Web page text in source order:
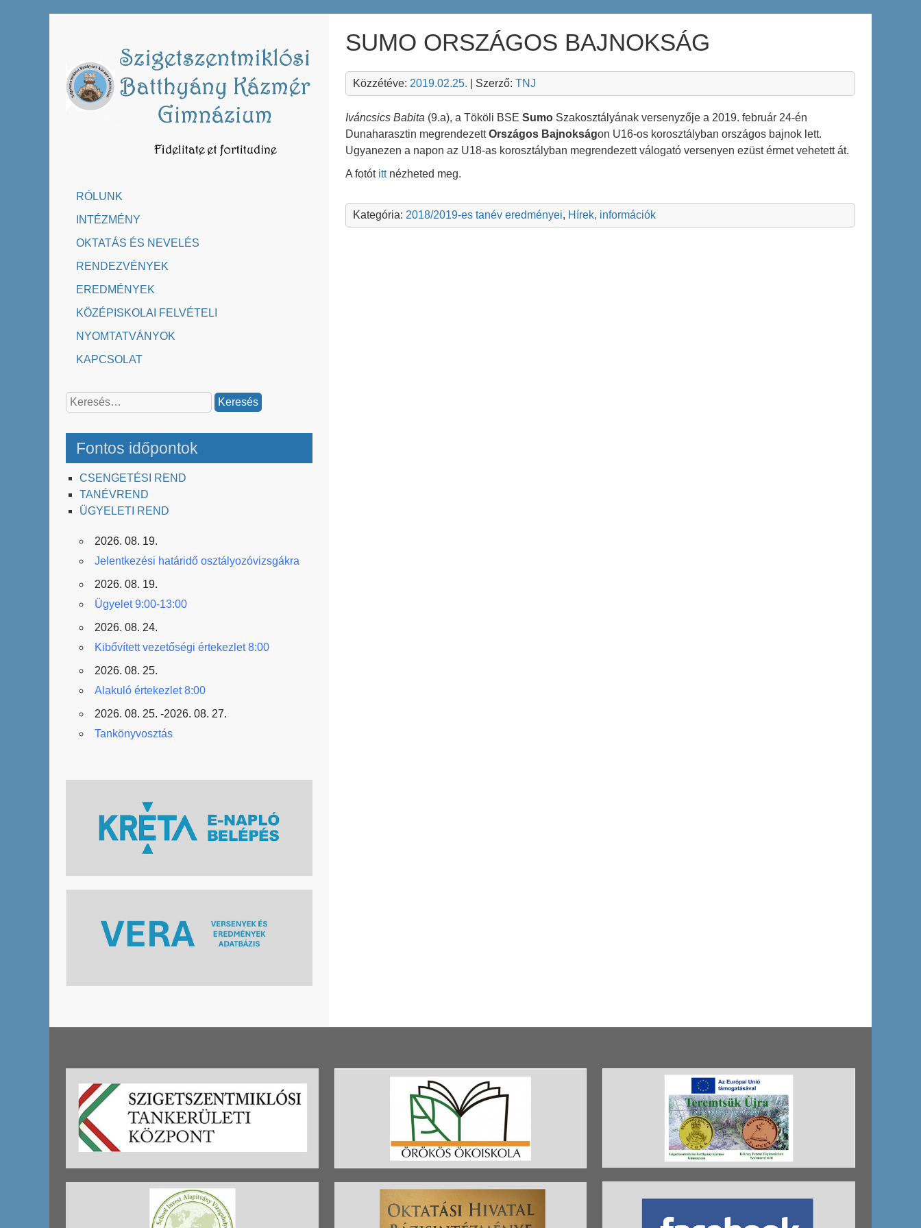
RÓLUNK
INTÉZMÉNY
OKTATÁS ÉS NEVELÉS
RENDEZVÉNYEK
EREDMÉNYEK
KÖZÉPISKOLAI FELVÉTELI
NYOMTATVÁNYOK
KAPCSOLAT
Keresés:
Fontos időpontok
CSENGETÉSI REND
TANÉVREND
ÜGYELETI REND
2026. 08. 19.
Jelentkezési határidő osztályozóvizsgákra
2026. 08. 19.
Ügyelet 9:00-13:00
2026. 08. 24.
Kibővített vezetőségi értekezlet 8:00
2026. 08. 25.
Alakuló értekezlet 8:00
2026. 08. 25. -2026. 08. 27.
Tankönyvosztás
SUMO ORSZÁGOS BAJNOKSÁG
Közzétéve: 2019.02.25. | Szerző: TNJ
Iváncsics Babita (9.a), a Tököli BSE Sumo Szakosztályának versenyzője a 2019. február 24-én
Dunaharasztin megrendezettOrszágos Bajnokságon U16-os korosztályban országos bajnok lett.
Ugyanezen a napon az U18-as korosztályban megrendezett válogató versenyen ezüst érmet vehetett át.
A fotót ittnézheted meg.
Kategória: 2018/2019-es tanév eredményei, Hírek, információk